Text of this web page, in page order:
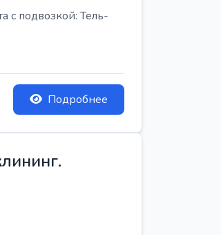
с подвозкой: Тель-
Подробнее